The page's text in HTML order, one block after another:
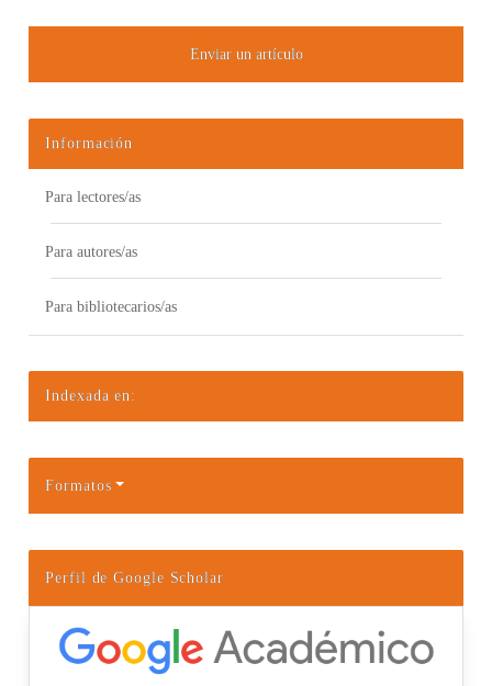
Enviar un artículo
Información
Para lectores/as
Para autores/as
Para bibliotecarios/as
Indexada en:
Formatos
Perfil de Google Scholar